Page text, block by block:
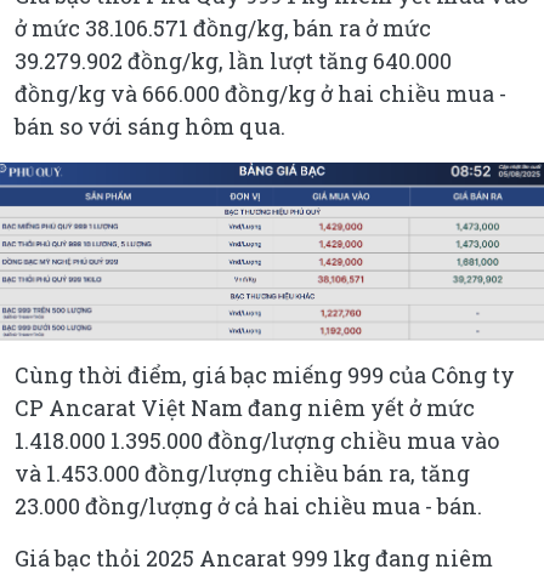
ở mức 38.106.571 đồng/kg, bán ra ở mức
39.279.902 đồng/kg, lần lượt tăng 640.000
đồng/kg và 666.000 đồng/kg ở hai chiều mua -
bán so với sáng hôm qua.
Cùng thời điểm, giá bạc miếng 999 của Công ty
CP Ancarat Việt Nam đang niêm yết ở mức
1.418.000 1.395.000 đồng/lượng chiều mua vào
và 1.453.000 đồng/lượng chiều bán ra, tăng
23.000 đồng/lượng ở cả hai chiều mua - bán.
Giá bạc thỏi 2025 Ancarat 999 1kg đang niêm